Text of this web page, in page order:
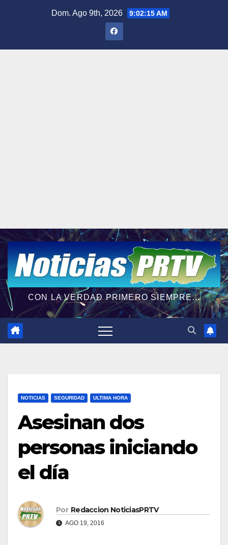
Dom. Ago 9th, 2026 9:02:16 AM
CON LA VERDAD PRIMERO SIEMPRE...
NOTICIAS SEGURIDAD ULTIMA HORA
Asesinan dos
personas iniciando
el día
Por Redaccion NoticiasPRTV
AGO 19, 2016